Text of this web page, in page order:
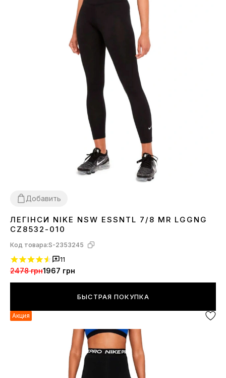
Добавить
XS
ЛЕГІНСИ NIKE NSW ESSNTL 7/8 MR LGGNG
CZ8532-010
Код товара:S-2353245
11
2478 грн1967 грн
БЫСТРАЯ ПОКУПКА
Акция